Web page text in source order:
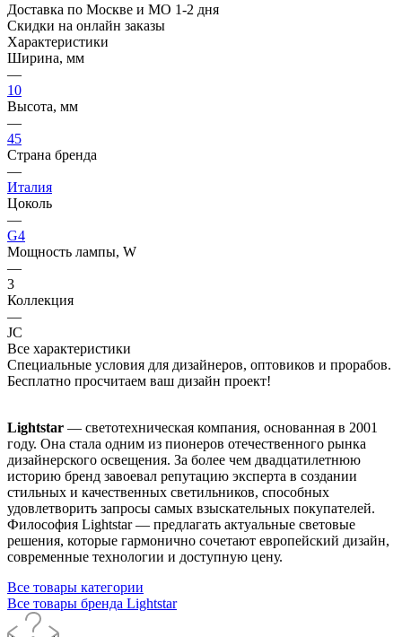
Доставка по Москве и МО 1-2 дня
Скидки на онлайн заказы
Характеристики
Ширина, мм
—
10
Высота, мм
—
45
Страна бренда
—
Италия
Цоколь
—
G4
Мощность лампы, W
—
3
Коллекция
—
JC
Все характеристики
Специальные условия для дизайнеров, оптовиков и прорабов.
Бесплатно просчитаем ваш дизайн проект!
Lightstar — светотехническая компания, основанная в 2001
году. Она стала одним из пионеров отечественного рынка
дизайнерского освещения. За более чем двадцатилетнюю
историю бренд завоевал репутацию эксперта в создании
стильных и качественных светильников, способных
удовлетворить запросы самых взыскательных покупателей.
Философия Lightstar — предлагать актуальные световые
решения, которые гармонично сочетают европейский дизайн,
современные технологии и доступную цену.
Все товары категории
Все товары бренда Lightstar